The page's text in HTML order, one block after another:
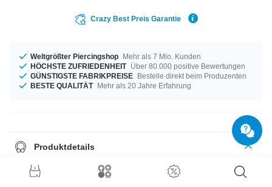
Crazy Best Preis Garantie
Weltgrößter Piercingshop Mehr als 7 Mio. Kunden
HÖCHSTE ZUFRIEDENHEIT Über 80.000 positive Bewertungen
GÜNSTIGSTE FABRIKPREISE Bestelle direkt beim Produzenten
BESTE QUALITÄT Mehr als 20 Jahre Erfahrung
Produktdetails
Dieser
Plug aus Acrylkommt einfarbig daher und ist daher ein
Must-Have für jeden Ohrtunnel-Träger.